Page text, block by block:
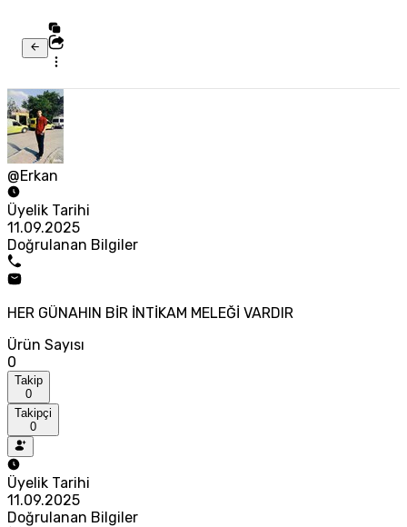
@Erkan
Üyelik Tarihi
11.09.2025
Doğrulanan Bilgiler
HER GÜNAHIN BİR İNTİKAM MELEĞİ VARDIR
Ürün Sayısı
0
Takip
0
Takipçi
0
Üyelik Tarihi
11.09.2025
Doğrulanan Bilgiler